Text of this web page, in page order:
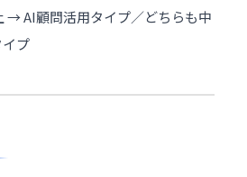
→ AI顧問活用タイプ／どちらも中
プ